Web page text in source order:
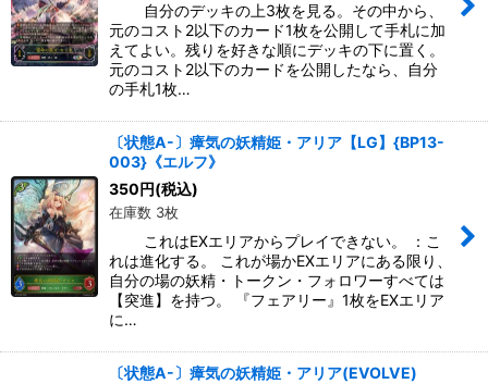
自分のデッキの上3枚を見る。その中から、
元のコスト2以下のカード1枚を公開して手札に加
えてよい。残りを好きな順にデッキの下に置く。
元のコスト2以下のカードを公開したなら、自分
の手札1枚…
〔状態A-〕瘴気の妖精姫・アリア【LG】{BP13-
003}《エルフ》
350円(税込)
在庫数 3枚
これはEXエリアからプレイできない。 ：こ
れは進化する。 これが場かEXエリアにある限り、
自分の場の妖精・トークン・フォロワーすべては
【突進】を持つ。 『フェアリー』1枚をEXエリア
に…
〔状態A-〕瘴気の妖精姫・アリア(EVOLVE)